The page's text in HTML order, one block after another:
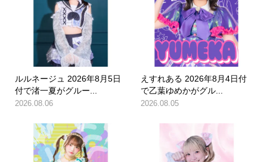
ルルネージュ 2026年8月5日
付で渚一夏がグルー...
2026.08.06
えすれある 2026年8月4日付
で乙葉ゆめかがグル...
2026.08.05